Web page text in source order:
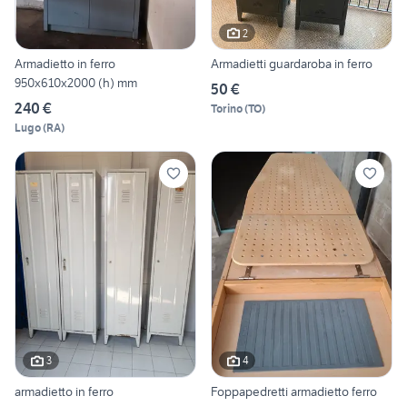
Armadietto in ferro
950x610x2000 (h) mm
240 €
Lugo(RA)
2
Armadietti guardaroba in ferro
50 €
Torino(TO)
3
armadietto in ferro
4
Foppapedretti armadietto ferro